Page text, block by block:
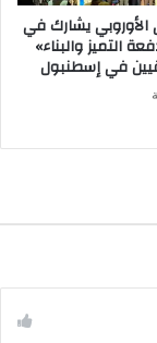
الأوروبي يشارك في
التميز والبناء»
في إسطنبول